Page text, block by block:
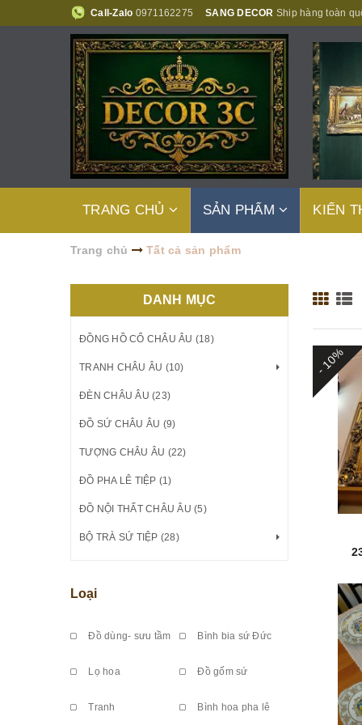
Call-Zalo 0971162275 SANG DECOR Ship hàng toàn
TRANG CHỦ SẢN PHẨM KIẾN
Trang chủ Tất cả sản phẩm
- 10%
DANH MỤC
ĐỒNG HỒ CỔ CHÂU ÂU (18)
TRANH CHÂU ÂU (10)
ĐÈN CHÂU ÂU (23)
ĐỒ SỨ CHÂU ÂU (9)
TƯỢNG CHÂU ÂU (22)
ĐỒ PHA LÊ TIỆP (1)
ĐỒ NỘI THẤT CHÂU ÂU (5)
BỘ TRÀ SỨ TIỆP (28)
Loại
Đồ dùng- sưu tầm Bình bia sứ Đức
Lọ hoa Đồ gốm sứ
Tranh Bình hoa pha lê